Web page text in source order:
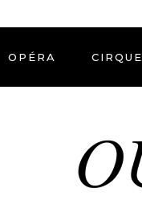
OPÉRA CIRQUE